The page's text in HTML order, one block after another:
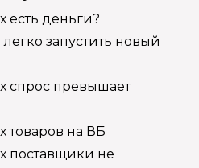
есть деньги?
запустить новый
спрос превышает
товаров на ВБ
поставщики не